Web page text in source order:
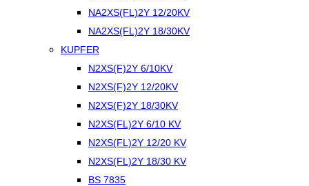
NA2XS(FL)2Y 12/20KV
NA2XS(FL)2Y 18/30KV
KUPFER
N2XS(F)2Y 6/10KV
N2XS(F)2Y 12/20KV
N2XS(F)2Y 18/30KV
N2XS(FL)2Y 6/10 KV
N2XS(FL)2Y 12/20 KV
N2XS(FL)2Y 18/30 KV
BS 7835